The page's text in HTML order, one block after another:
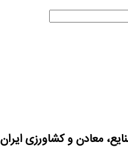
معادن و کشاورزی ایران